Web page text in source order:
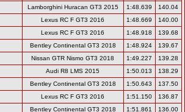
Lamborghini Huracan GT3 2015 1:48.639
140.04
Lexus RC F GT3 2016 1:48.669
140.00
Lexus RC F GT3 2016 1:48.918
139.68
Bentley Continental GT3 2018 1:48.924
139.67
Nissan GTR Nismo GT3 2018 1:49.227
139.28
Audi R8 LMS 2015 1:50.013
138.29
Bentley Continental GT3 2018 1:50.643
137.50
Lexus RC F GT3 2016 1:51.150
136.87
Bentley Continental GT3 2018 1:51.861
136.00